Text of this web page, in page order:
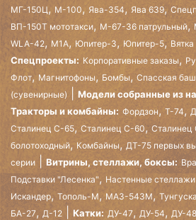
МГ-150Ц, М-100, Ява-354, Ява 639,
ВП-150Т мототакси, М-67-36 патрульный,
WLA-42, М1А, Юпитер-3, Юпитер-5,
Спецпроекты: Корпоративные заказы,
Флот, Магнитофоны, Бомбы, Спасская
(сувенирные)
Модели собранные из
Тракторы и комбайны: Фордзон, Т-74,
Сталинец С-65, Сталинец С-60,Сталинец
болотоходный, Комбайны, ДТ-75 первых
серии
Витрины, стеллажи, боксы:
Подставки "Лесенка", Настенные стеллажи
Искандер, Тополь-М, МАЗ-543М, Тунгуска
БА-27, Д-12 Катки: ДУ-47, ДУ-54, ДУ-48